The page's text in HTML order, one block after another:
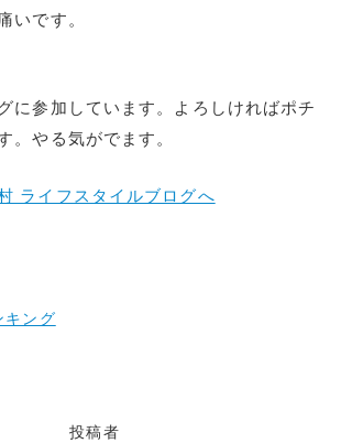
いです。
に参加しています。よろしければポチ
。やる気がでます。
キング
投稿者